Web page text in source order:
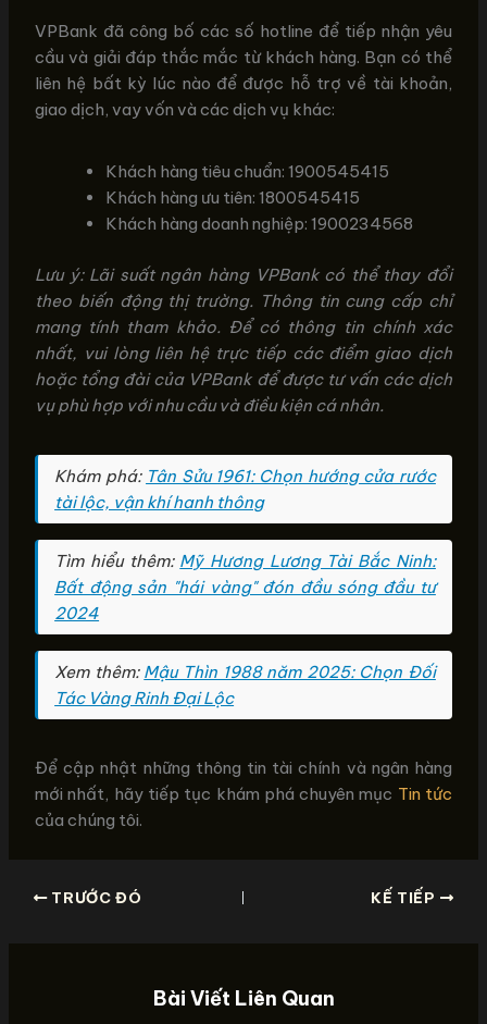
VPBank đã công bố các số hotline để tiếp nhận yêu
cầu và giải đáp thắc mắc từ khách hàng. Bạn có thể
liên hệ bất kỳ lúc nào để được hỗ trợ về tài khoản,
giao dịch, vay vốn và các dịch vụ khác:
Khách hàng tiêu chuẩn: 1900545415
Khách hàng ưu tiên: 1800545415
Khách hàng doanh nghiệp: 1900234568
Lưu ý: Lãi suất ngân hàng VPBank có thể thay đổi
theo biến động thị trường. Thông tin cung cấp chỉ
mang tính tham khảo. Để có thông tin chính xác
nhất, vui lòng liên hệ trực tiếp các điểm giao dịch
hoặc tổng đài của VPBank để được tư vấn các dịch
vụ phù hợp với nhu cầu và điều kiện cá nhân.
Khám phá: Tân Sửu 1961: Chọn hướng cửa rước
tài lộc, vận khí hanh thông
Tìm hiểu thêm: Mỹ Hương Lương Tài Bắc Ninh:
Bất động sản "hái vàng" đón đầu sóng đầu tư
2024
Xem thêm: Mậu Thìn 1988 năm 2025: Chọn Đối
Tác Vàng Rinh Đại Lộc
Để cập nhật những thông tin tài chính và ngân hàng
mới nhất, hãy tiếp tục khám phá chuyên mục Tin tức
của chúng tôi.
TRƯỚC ĐÓ KẾ TIẾP
Bài Viết Liên Quan